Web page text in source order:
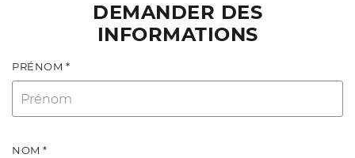
DEMANDER DES
INFORMATIONS
PRÉNOM *
NOM *